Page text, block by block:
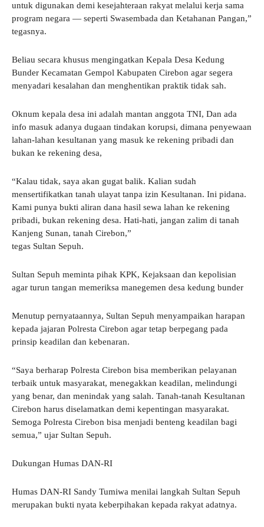
untuk digunakan demi kesejahteraan rakyat melalui kerja sama
program negara — seperti Swasembada dan Ketahanan Pangan,”
tegasnya.
Beliau secara khusus mengingatkan Kepala Desa Kedung
Bunder Kecamatan Gempol Kabupaten Cirebon agar segera
menyadari kesalahan dan menghentikan praktik tidak sah.
Oknum kepala desa ini adalah mantan anggota TNI, Dan ada
info masuk adanya dugaan tindakan korupsi, dimana penyewaan
lahan-lahan kesultanan yang masuk ke rekening pribadi dan
bukan ke rekening desa,
“Kalau tidak, saya akan gugat balik. Kalian sudah
mensertifikatkan tanah ulayat tanpa izin Kesultanan. Ini pidana.
Kami punya bukti aliran dana hasil sewa lahan ke rekening
pribadi, bukan rekening desa. Hati-hati, jangan zalim di tanah
Kanjeng Sunan, tanah Cirebon,”
tegas Sultan Sepuh.
Sultan Sepuh meminta pihak KPK, Kejaksaan dan kepolisian
agar turun tangan memeriksa manegemen desa kedung bunder
Menutup pernyataannya, Sultan Sepuh menyampaikan harapan
kepada jajaran Polresta Cirebon agar tetap berpegang pada
prinsip keadilan dan kebenaran.
“Saya berharap Polresta Cirebon bisa memberikan pelayanan
terbaik untuk masyarakat, menegakkan keadilan, melindungi
yang benar, dan menindak yang salah. Tanah-tanah Kesultanan
Cirebon harus diselamatkan demi kepentingan masyarakat.
Semoga Polresta Cirebon bisa menjadi benteng keadilan bagi
semua,” ujar Sultan Sepuh.
Dukungan Humas DAN-RI
Humas DAN-RI Sandy Tumiwa menilai langkah Sultan Sepuh
merupakan bukti nyata keberpihakan kepada rakyat adatnya.